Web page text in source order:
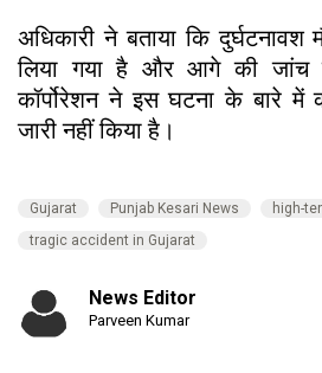
अधिकारी ने बताया कि दुर्घटनावश
लिया गया है और आगे की जांच
कॉर्पोरेशन ने इस घटना के बारे में
जारी नहीं किया है।
Gujarat Punjab Kesari News
high-
tragic accident in Gujarat
News Editor
Parveen Kumar